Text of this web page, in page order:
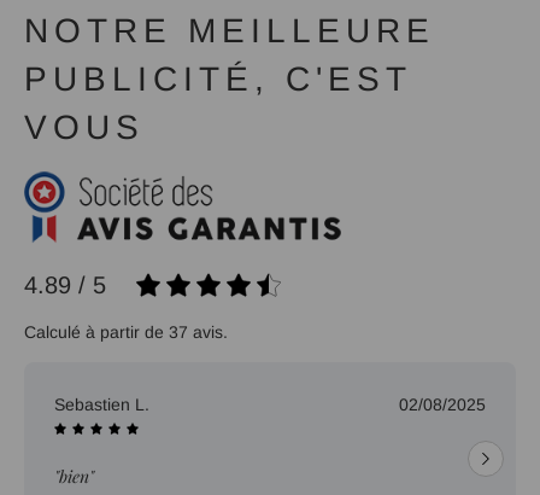
NOTRE MEILLEURE
PUBLICITÉ, C'EST
VOUS
4.89 / 5
Calculé à partir de 37 avis.
Sebastien L. 02/08/2025
"bien"